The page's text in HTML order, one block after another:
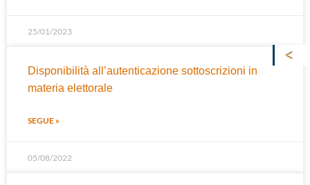
25/01/2023
Disponibilità all’autenticazione sottoscrizioni in
materia elettorale
SEGUE »
05/08/2022